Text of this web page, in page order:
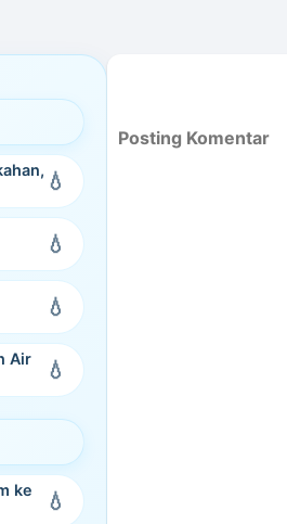
Air
ke
Posting Komentar